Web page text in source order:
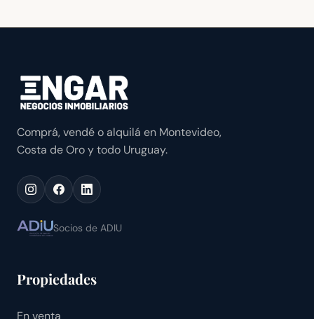
Comprá, vendé o alquilá en Montevideo,
Costa de Oro y todo Uruguay.
Socios de ADIU
Propiedades